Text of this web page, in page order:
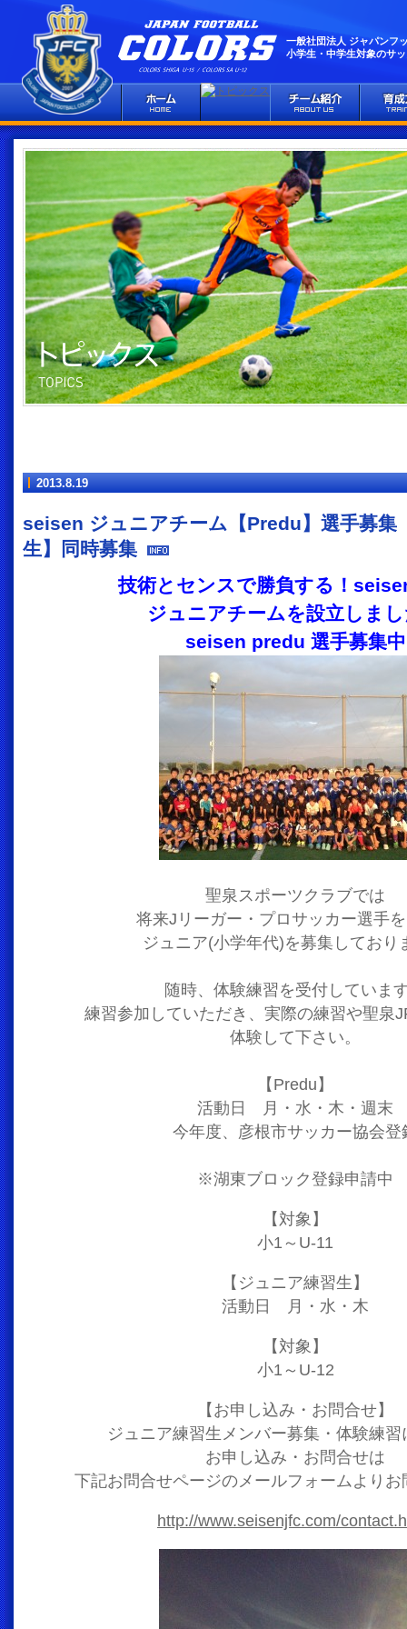
一般社団法人 ジャパンフ
小学生・中学生対象のサ
2013.8.19
seisen ジュニアチーム【Predu】選手募集
生】同時募集
技術とセンスで勝負する！
ジュニアチームを設立しま
seisen predu 選手募集中
聖泉スポーツクラブでは
将来Jリーガー・プロサッカー選手
ジュニア(小学年代)を募集しており
随時、体験練習を受付していま
練習参加していただき、実際の練習や聖泉
体験して下さい。
【Predu】
活動日 月・水・木・週末
今年度、彦根市サッカー協会登
※湖東ブロック登録申請中
【対象】
小1～U-11
【ジュニア練習生】
活動日 月・水・木
【対象】
小1～U-12
【お申し込み・お問合せ】
ジュニア練習生メンバー募集・体験練習
お申し込み・お問合せは
下記お問合せページのメールフォームより
http://www.seisenjfc.com/